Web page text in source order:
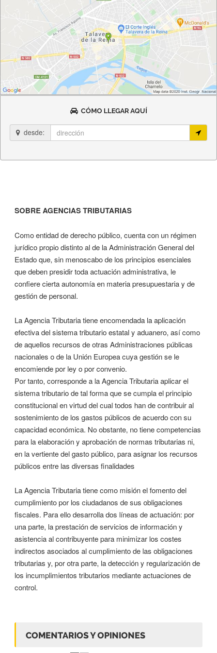
CÓMO LLEGAR AQUÍ
desde:
SOBRE AGENCIAS TRIBUTARIAS
Como entidad de derecho público, cuenta con un régimen
jurídico propio distinto al de la Administración General del
Estado que, sin menoscabo de los principios esenciales
que deben presidir toda actuación administrativa, le
confiere cierta autonomía en materia presupuestaria y de
gestión de personal.
La Agencia Tributaria tiene encomendada la aplicación
efectiva del sistema tributario estatal y aduanero, así como
de aquellos recursos de otras Administraciones públicas
nacionales o de la Unión Europea cuya gestión se le
encomiende por ley o por convenio.
Por tanto, corresponde a la Agencia Tributaria aplicar el
sistema tributario de tal forma que se cumpla el principio
constitucional en virtud del cual todos han de contribuir al
sostenimiento de los gastos públicos de acuerdo con su
capacidad económica. No obstante, no tiene competencias
para la elaboración y aprobación de normas tributarias ni,
en la vertiente del gasto público, para asignar los recursos
públicos entre las diversas finalidades
La Agencia Tributaria tiene como misión el fomento del
cumplimiento por los ciudadanos de sus obligaciones
fiscales. Para ello desarrolla dos líneas de actuación: por
una parte, la prestación de servicios de información y
asistencia al contribuyente para minimizar los costes
indirectos asociados al cumplimiento de las obligaciones
tributarias y, por otra parte, la detección y regularización de
los incumplimientos tributarios mediante actuaciones de
control.
COMENTARIOS Y OPINIONES